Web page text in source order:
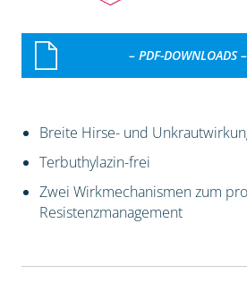
– PDF-DOWNLOADS –
Breite Hirse- und
Terbuthylazin-frei
Zwei Wirkmechanismen zum
Resistenzmanagement